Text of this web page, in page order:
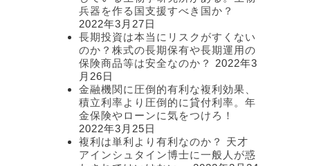
兵器を作る国支援すべき国か？
2022年3月27日
長期投資は本当にリスクがすくない
のか？株式の長期保有や長期運用の
保険商品等は安全なのか？
2022年3
月26日
金融機関に圧倒的有利な複利効果、
積立利率より圧倒的に貸付利率。年
金保険やローンに気をつけろ！
2022年3月25日
複利は単利より有利なのか？ 天才
アインシュタイン博士に一般人が惑